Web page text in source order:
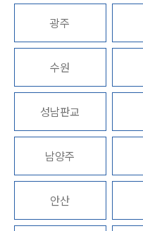
주
사례
채권
광주
수원
성남판교
남양주
안산